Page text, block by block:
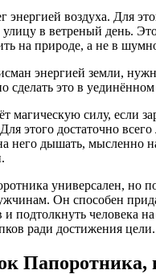
энергией воздуха. Для
в ветреный день.
на природе, а не в
энергией земли,
сделать это в уединённом
магическую силу, если
этого достаточно
него дышать, мысленно
универсален, но
Он способен
и подтолкнуть человека
ради достижения цели.
Папоротника,